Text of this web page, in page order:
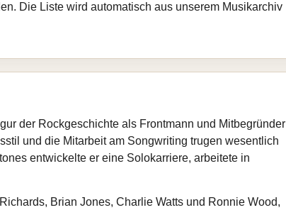
Die Liste wird automatisch aus unserem Musikarchiv
der Rockgeschichte als Frontmann und Mitbegründer
und die Mitarbeit am Songwriting trugen wesentlich
entwickelte er eine Solokarriere, arbeitete in
Brian Jones, Charlie Watts und Ronnie Wood,